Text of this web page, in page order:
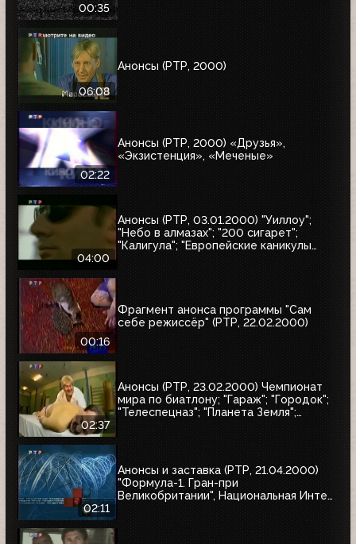
00:35
06:08
Анонсы (РТР, 2000)
02:22
Анонсы (РТР, 2000) «Друзья»,
«Экзистенция», «Меченые»
04:00
Анонсы (РТР, 03.01.2000) "Уиллоу";
"Небо в алмазах"; "200 сигарет";
"Калигула"; "Европейские каникулы
00:16
Фрагмент анонса программы "Сам
себе режиссёр" (РТР, 22.02.2000)
02:37
Анонсы (РТР, 23.02.2000) Чемпионат
мира по биатлону; "Гараж"; "Городок";
"Телеспецназ"; "Планета Земля";
02:11
Анонсы и заставка (РТР, 21.04.2000)
"Формула-1. Гран-при
Великобритании", Национальная Интел